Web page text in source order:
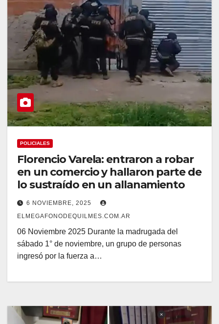
POLICIALES
Florencio Varela: entraron a robar
en un comercio y hallaron parte de
lo sustraído en un allanamiento
6 NOVIEMBRE, 2025
ELMEGAFONODEQUILMES.COM.AR
06 Noviembre 2025 Durante la madrugada del
sábado 1° de noviembre, un grupo de personas
ingresó por la fuerza a…